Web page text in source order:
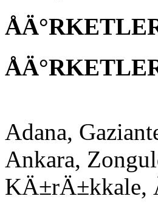
Adana,
Ankara,
KÄ±rÄ±kkale,